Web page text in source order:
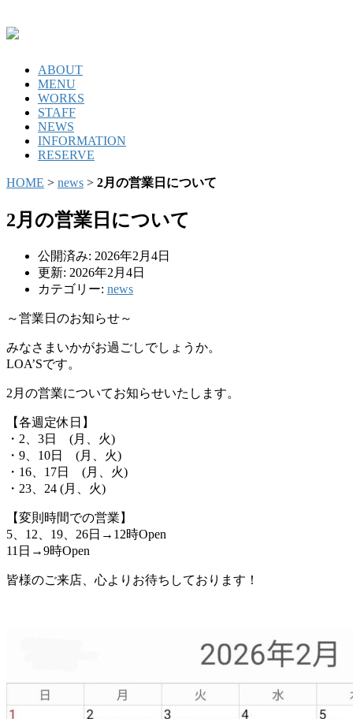
ABOUT
MENU
WORKS
STAFF
NEWS
INFORMATION
RESERVE
HOME > news > 2月の営業日について
2月の営業日について
公開済み: 2026年2月4日
更新: 2026年2月4日
カテゴリー: news
～営業日のお知らせ～
みなさまいかがお過ごしでしょうか。
LOA’Sです。
2月の営業についてお知らせいたします。
【各週定休日】
・2、3日 (月、火)
・9、10日 (月、火)
・16、17日 (月、火)
・23、24 (月、火)
【変則時間での営業】
5、12、19、26日→12時Open
11日→9時Open
皆様のご来店、心よりお待ちしております！